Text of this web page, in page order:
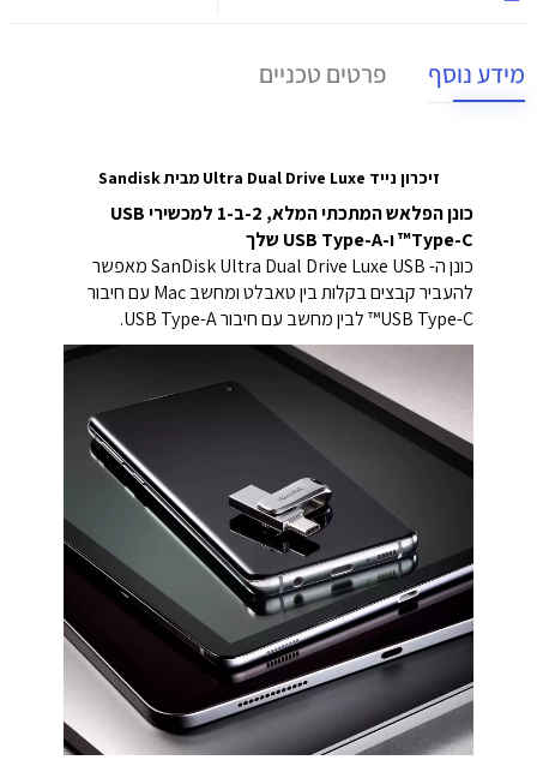
מידע נוסף פרטים טכניים
זיכרון נייד Ultra Dual Drive Luxe מבית Sandisk
כונן הפלאש המתכתי המלא, 2-ב-1 למכשירי USB
Type-C™ ו-USB Type-A שלך
כונן ה- SanDisk Ultra Dual Drive Luxe USB מאפשר
להעביר קבצים בקלות בין טאבלט ומחשב Mac עם חיבור
USB Type-C™ לבין מחשב עם חיבור USB Type-A.